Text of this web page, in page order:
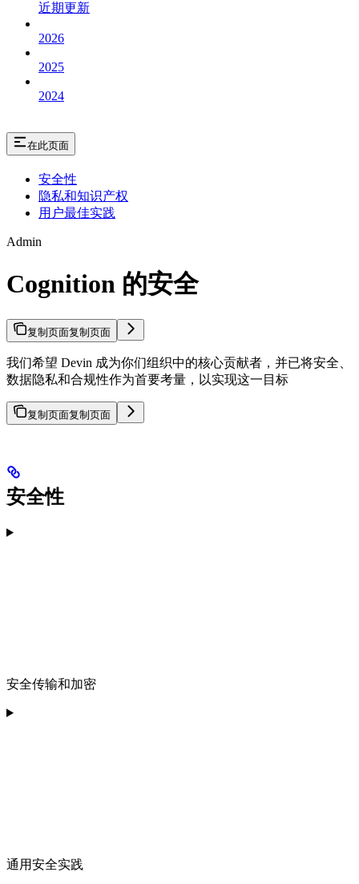
近期更新
2026
2025
2024
在此页面
安全性
隐私和知识产权
用户最佳实践
Admin
Cognition 的安全
复制页面复制页面
我们希望 Devin 成为你们组织中的核心贡献者，并已将安全、
数据隐私和合规性作为首要考量，以实现这一目标
复制页面复制页面
安全性
安全传输和加密
通用安全实践